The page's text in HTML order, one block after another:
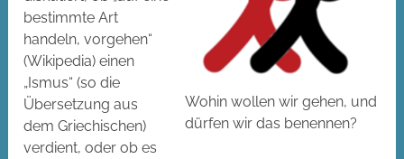
Wohin wollen wir gehen, und
dürfen wir das benennen?
bestimmte Art
handeln, vorgehen“
(Wikipedia) einen
„Ismus“ (so die
Übersetzung aus
dem Griechischen)
verdient, oder ob es